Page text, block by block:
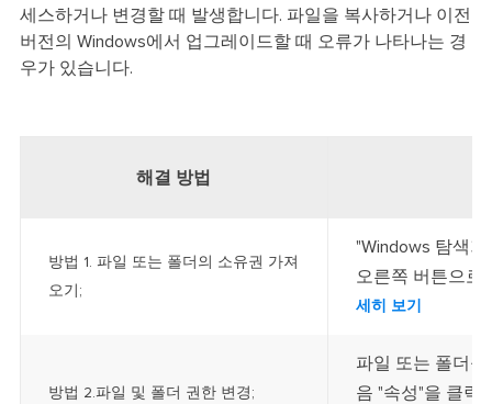
세스하거나 변경할 때 발생합니다. 파일을 복사하거나 이전
버전의 Windows에서 업그레이드할 때 오류가 나타나는 경
우가 있습니다.
해결 방법
방법 1. 파일 또는 폴더의 소유권 가져
오기;
"Windows 탐색
오른쪽 버튼으로
세히 보기
방법 2.파일 및 폴더 권한 변경;
파일 또는 폴더
음 "속성"을 클릭